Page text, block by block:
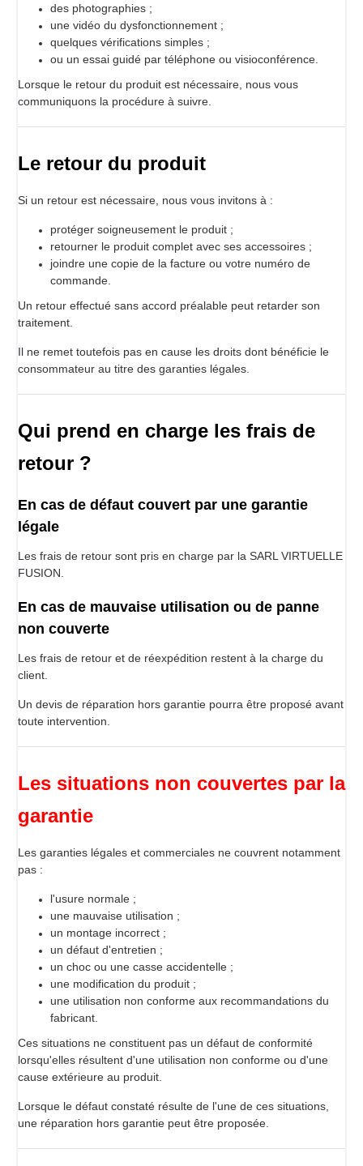
des photographies ;
une vidéo du dysfonctionnement ;
quelques vérifications simples ;
ou un essai guidé par téléphone ou visioconférence.
Lorsque le retour du produit est nécessaire, nous vous
communiquons la procédure à suivre.
Le retour du produit
Si un retour est nécessaire, nous vous invitons à :
protéger soigneusement le produit ;
retourner le produit complet avec ses accessoires ;
joindre une copie de la facture ou votre numéro de
commande.
Un retour effectué sans accord préalable peut retarder son
traitement.
Il ne remet toutefois pas en cause les droits dont bénéficie le
consommateur au titre des garanties légales.
Qui prend en charge les frais de
retour ?
En cas de défaut couvert par une garantie
légale
Les frais de retour sont pris en charge par la SARL VIRTUELLE
FUSION.
En cas de mauvaise utilisation ou de panne
non couverte
Les frais de retour et de réexpédition restent à la charge du
client.
Un devis de réparation hors garantie pourra être proposé avant
toute intervention.
Les situations non couvertes par la
garantie
Les garanties légales et commerciales ne couvrent notamment
pas :
l'usure normale ;
une mauvaise utilisation ;
un montage incorrect ;
un défaut d'entretien ;
un choc ou une casse accidentelle ;
une modification du produit ;
une utilisation non conforme aux recommandations du
fabricant.
Ces situations ne constituent pas un défaut de conformité
lorsqu'elles résultent d'une utilisation non conforme ou d'une
cause extérieure au produit.
Lorsque le défaut constaté résulte de l'une de ces situations,
une réparation hors garantie peut être proposée.